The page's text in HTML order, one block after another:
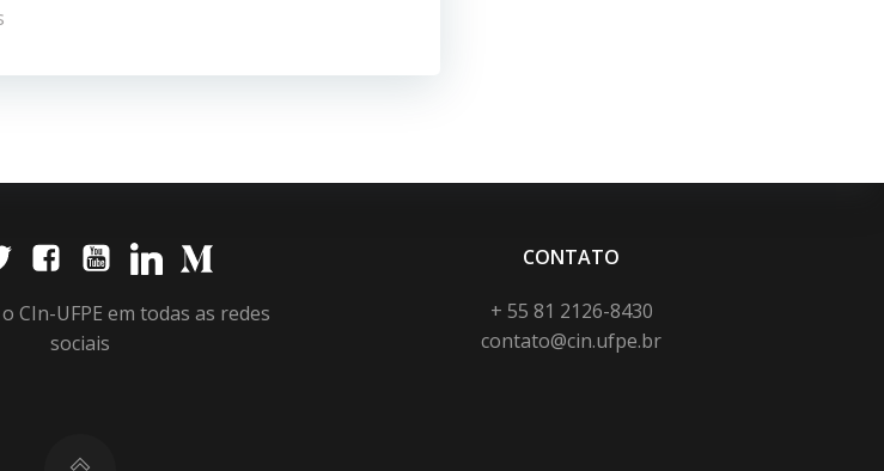
CIn-UFPE em todas as redes
sociais
CONTATO
+ 55 81 2126-8430
contato@cin.ufpe.br